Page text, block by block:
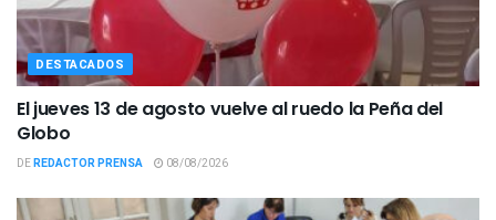
DESTACADOS
El jueves 13 de agosto vuelve al ruedo la Peña del
Globo
DEREDACTOR PRENSA 08/08/2026